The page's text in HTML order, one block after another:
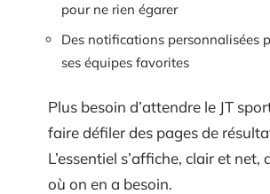
pour ne rien égarer
Des notifications personnalisées
ses équipes favorites
Plus besoin d’attendre le JT
faire défiler des pages de
L’essentiel s’affiche, clair et
où on en a besoin.